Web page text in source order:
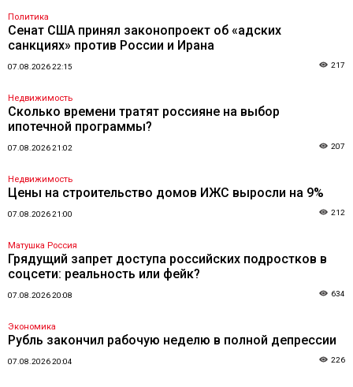
Политика
Сенат США принял законопроект об «адских
санкциях» против России и Ирана
07.08.2026 22:15 217
Недвижимость
Сколько времени тратят россияне на выбор
ипотечной программы?
07.08.2026 21:02 207
Недвижимость
Цены на строительство домов ИЖС выросли на 9%
07.08.2026 21:00 212
Матушка Россия
Грядущий запрет доступа российских подростков в
соцсети: реальность или фейк?
07.08.2026 20:08 634
Экономика
Рубль закончил рабочую неделю в полной депрессии
07.08.2026 20:04 226